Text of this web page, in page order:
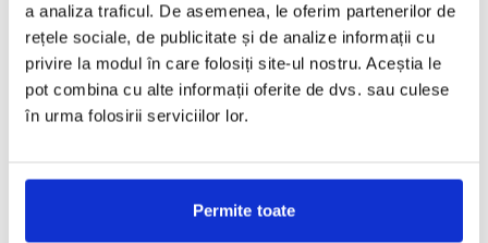
a analiza traficul. De asemenea, le oferim partenerilor de
rețele sociale, de publicitate și de analize informații cu
privire la modul în care folosiți site-ul nostru. Aceștia le
pot combina cu alte informații oferite de dvs. sau culese
în urma folosirii serviciilor lor.
Permite toate
RECENT POSTS
Bucurestiul pe harta globala a Mercedes-Benz
Funda, element cheie in designul rochiilor de ocazie
KAWS: Art & Comix la Albertina Modern – cand benzile
The Outsider. Andreea Macri. 13 ani de fotografie de moda